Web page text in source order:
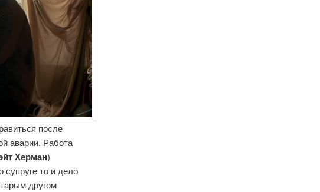
после
аварии. Работа
Херман)
супруге то и дело
другом